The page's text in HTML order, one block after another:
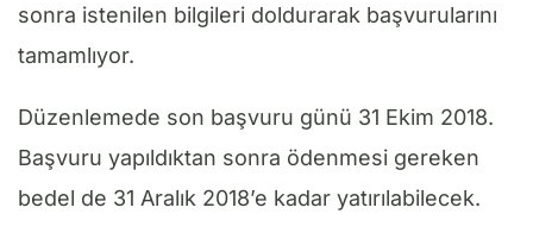
sonra istenilen bilgileri doldurarak başvurularını
tamamlıyor.
Düzenlemede son başvuru günü 31 Ekim 2018.
Başvuru yapıldıktan sonra ödenmesi gereken
bedel de 31 Aralık 2018’e kadar yatırılabilecek.